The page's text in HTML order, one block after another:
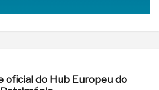
oficial do Hub Europeu do